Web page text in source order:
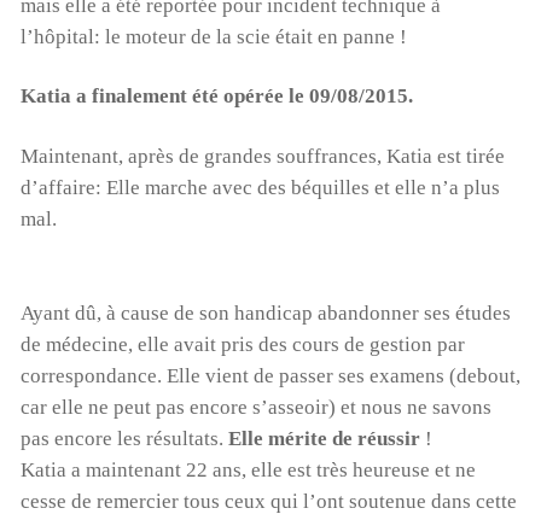
mais elle a été reportée pour incident technique à
l’hôpital: le moteur de la scie était en panne !
Katia a finalement été opérée le 09/08/2015.
Maintenant, après de grandes souffrances, Katia est tirée
d’affaire: Elle marche avec des béquilles et elle n’a plus
mal.
Ayant dû, à cause de son handicap abandonner ses études
de médecine, elle avait pris des cours de gestion par
correspondance. Elle vient de passer ses examens (debout,
car elle ne peut pas encore s’asseoir) et nous ne savons
pas encore les résultats. Elle mérite de réussir!
Katia a maintenant 22 ans, elle est très heureuse et ne
cesse de remercier tous ceux qui l’ont soutenue dans cette
Cyclone à Tamatave : mobilisons-nous !